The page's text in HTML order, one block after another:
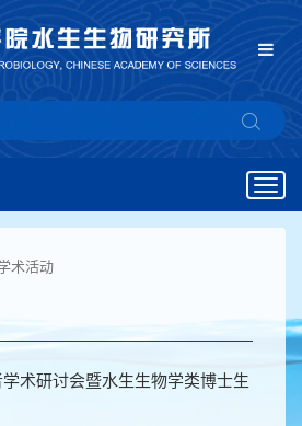
术活动
术研讨会暨水生生物学类博士生